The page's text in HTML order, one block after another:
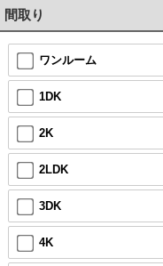
間取り
ワンルーム
1DK
2K
2LDK
3DK
4K